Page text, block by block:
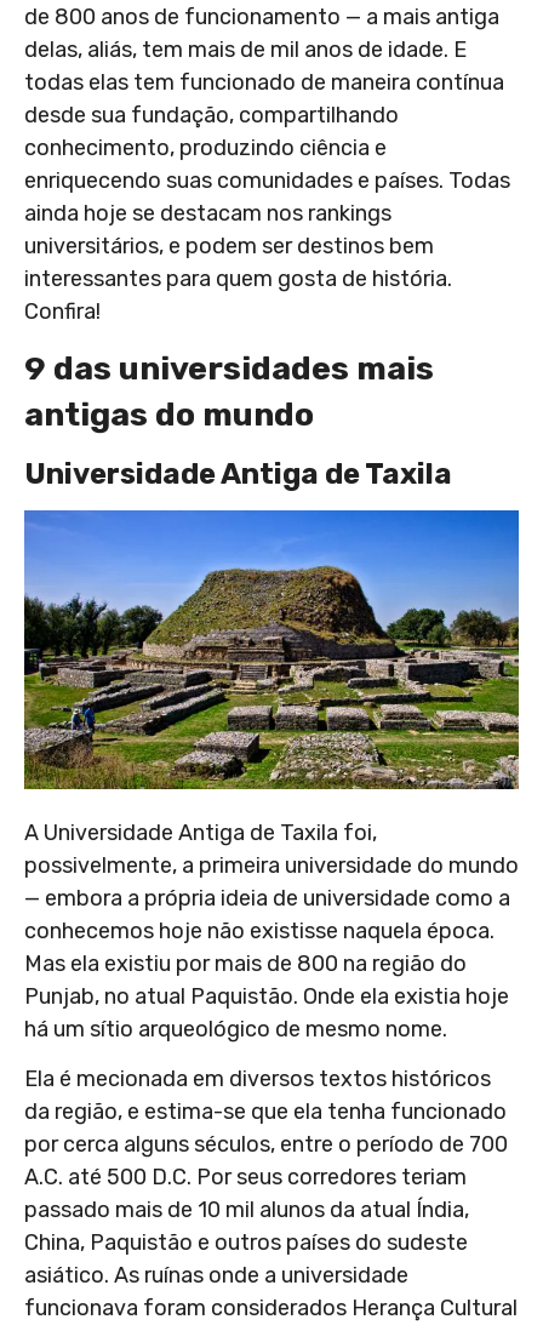
de 800 anos de funcionamento — a mais antiga
delas, aliás, tem mais de mil anos de idade. E
todas elas tem funcionado de maneira contínua
desde sua fundação, compartilhando
conhecimento, produzindo ciência e
enriquecendo suas comunidades e países. Todas
ainda hoje se destacam nos rankings
universitários, e podem ser destinos bem
interessantes para quem gosta de história.
Confira!
9 das universidades mais
antigas do mundo
Universidade Antiga de Taxila
A Universidade Antiga de Taxila foi,
possivelmente, a primeira universidade do mundo
— embora a própria ideia de universidade como a
conhecemos hoje não existisse naquela época.
Mas ela existiu por mais de 800 na região do
Punjab, no atual Paquistão. Onde ela existia hoje
há um sítio arqueológico de mesmo nome.
Ela é mecionada em diversos textos históricos
da região, e estima-se que ela tenha funcionado
por cerca alguns séculos, entre o período de 700
A.C. até 500 D.C. Por seus corredores teriam
passado mais de 10 mil alunos da atual Índia,
China, Paquistão e outros países do sudeste
asiático. As ruínas onde a universidade
funcionava foram considerados Herança Cultural